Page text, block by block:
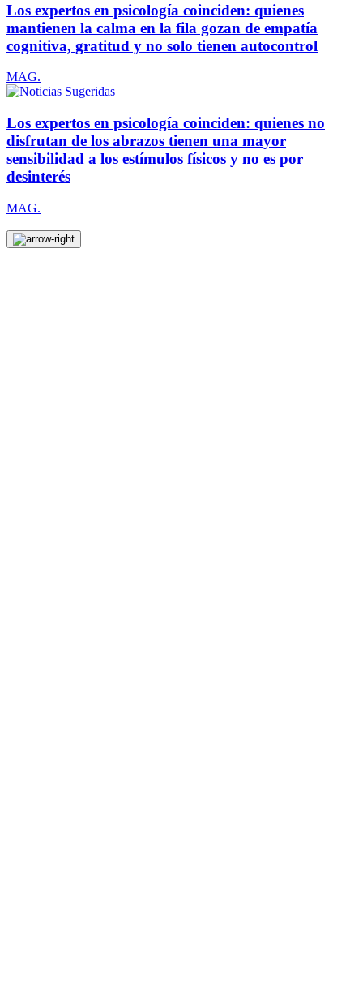
Los expertos en psicología coinciden: quienes
mantienen la calma en la fila gozan de empatía
cognitiva, gratitud y no solo tienen autocontrol
MAG.
Los expertos en psicología coinciden: quienes no
disfrutan de los abrazos tienen una mayor
sensibilidad a los estímulos físicos y no es por
desinterés
MAG.